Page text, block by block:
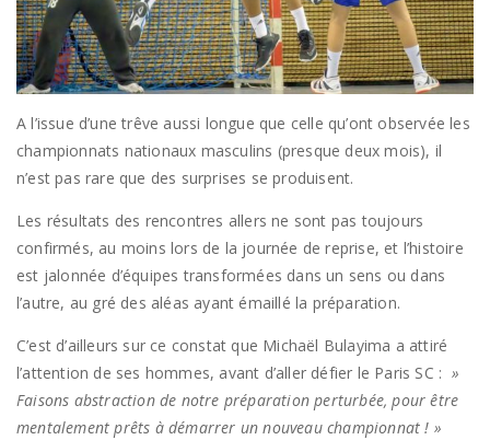
A l’issue d’une trêve aussi longue que celle qu’ont observée les
championnats nationaux masculins (presque deux mois), il
n’est pas rare que des surprises se produisent.
Les résultats des rencontres allers ne sont pas toujours
confirmés, au moins lors de la journée de reprise, et l’histoire
est jalonnée d’équipes transformées dans un sens ou dans
l’autre, au gré des aléas ayant émaillé la préparation.
C’est d’ailleurs sur ce constat que Michaël Bulayima a attiré
l’attention de ses hommes, avant d’aller défier le Paris SC : »
Faisons abstraction de notre préparation perturbée, pour être
mentalement prêts à démarrer un nouveau championnat ! »